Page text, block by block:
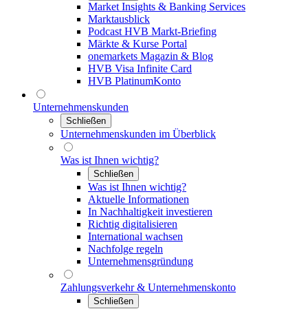
Market Insights & Banking Services
Marktausblick
Podcast HVB Markt-Briefing
Märkte & Kurse Portal
onemarkets Magazin & Blog
HVB Visa Infinite Card
HVB PlatinumKonto
Unternehmenskunden
Schließen
Unternehmenskunden im Überblick
Was ist Ihnen wichtig?
Schließen
Was ist Ihnen wichtig?
Aktuelle Informationen
In Nachhaltigkeit investieren
Richtig digitalisieren
International wachsen
Nachfolge regeln
Unternehmensgründung
Zahlungsverkehr & Unternehmenskonto
Schließen